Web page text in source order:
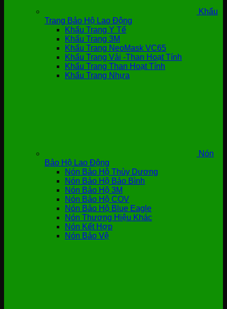
Khẩu
Trang Bảo Hộ Lao Động
Khẩu Trang Y Tế
Khẩu Trang 3M
Khẩu Trang NeoMask VC65
Khẩu Trang Vải -Than Hoạt Tính
Khẩu Trang Than Hoạt Tính
Khẩu Trang Nhựa
Nón
Bảo Hộ Lao Động
Nón Bảo Hộ Thùy Dương
Nón Bảo Hộ Bảo Bình
Nón Bảo Hộ 3M
Nón Bảo Hộ COV
Nón Bảo Hộ Blue Eagle
Nón Thương Hiệu Khác
Nón Kết Hợp
Nón Bảo Vệ